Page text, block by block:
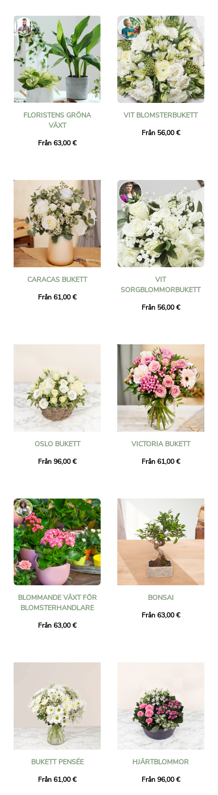
FLORISTENS GRÖNA
VÄXT
Från 63,00 €
VIT BLOMSTERBUKETT
Från 56,00 €
CARACAS BUKETT
Från 61,00 €
VIT
SORGBLOMMORBUKETT
Från 56,00 €
OSLO BUKETT
Från 96,00 €
VICTORIA BUKETT
Från 61,00 €
BLOMMANDE VÄXT FÖR
BLOMSTERHANDLARE
Från 63,00 €
BONSAI
Från 63,00 €
BUKETT PENSÉE
Från 61,00 €
HJÄRTBLOMMOR
Från 96,00 €